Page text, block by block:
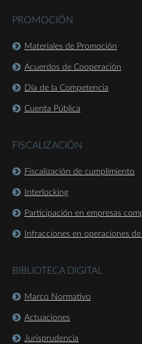
PROMOCIÓN
Materiales de Promoción
Acuerdos de Cooperación
Día de la Competencia
Cuenta Pública
FISCALIZACIÓN
Fiscalización de cumplimiento
Interlocking
Participación en empresas
Infracciones en operaciones
BIBLIOTECA DIGITAL
Marco Normativo
Actuaciones
Jurisprudencia